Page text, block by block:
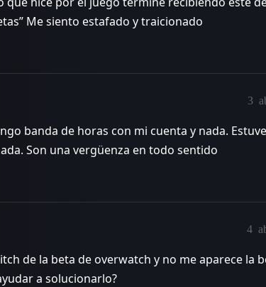
Me siento estafado y traicionado
3
banda de horas con mi cuenta y nada.
Son una vergüenza en todo sentido
4
de la beta de overwatch y no me aparece la
a solucionarlo?